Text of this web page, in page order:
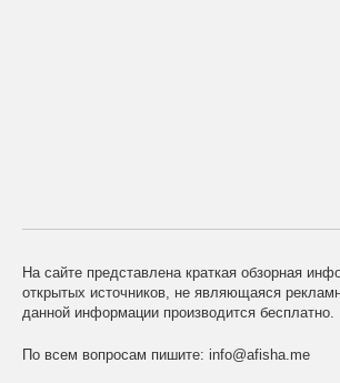
На сайте представлена краткая обзорная
открытых источников, не являющаяся
данной информации производится бесплатно.
По всем вопросам пишите: info@afisha.me